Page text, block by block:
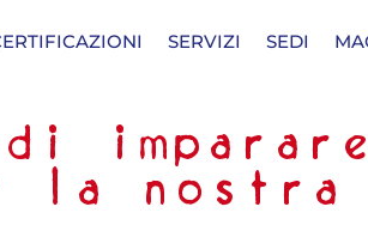
SERVIZI SEDI
di
nostra